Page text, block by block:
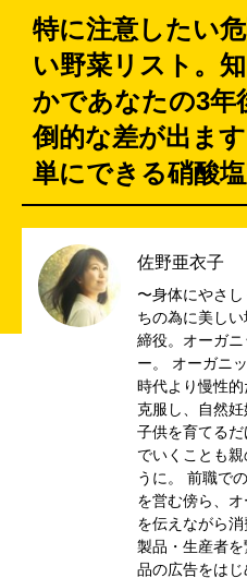
特に注意したい
い野菜リスト。
かであなたの3年
倒的な差が出ま
単にできる硝酸塩
佐野亜衣子
〜身体にやさ
ちの為に美し
締役。オーガ
ー。 オーガニ
時代より慢性
克服し、自然妊
子供を育てる
でいくことも
うに。 前職で
を営む傍ら、
を伝えながら
製品・生産者
品の広告をは